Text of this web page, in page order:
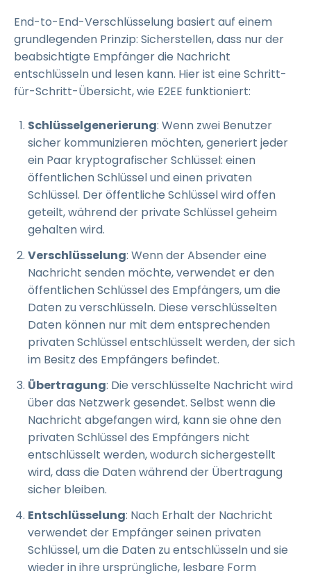
End-to-End-Verschlüsselung basiert auf einem
grundlegenden Prinzip: Sicherstellen, dass nur der
beabsichtigte Empfänger die Nachricht
entschlüsseln und lesen kann. Hier ist eine Schritt-
für-Schritt-Übersicht, wie E2EE funktioniert:
Schlüsselgenerierung: Wenn zwei Benutzer
sicher kommunizieren möchten, generiert jeder
ein Paar kryptografischer Schlüssel: einen
öffentlichen Schlüssel und einen privaten
Schlüssel. Der öffentliche Schlüssel wird offen
geteilt, während der private Schlüssel geheim
gehalten wird.
Verschlüsselung: Wenn der Absender eine
Nachricht senden möchte, verwendet er den
öffentlichen Schlüssel des Empfängers, um die
Daten zu verschlüsseln. Diese verschlüsselten
Daten können nur mit dem entsprechenden
privaten Schlüssel entschlüsselt werden, der sich
im Besitz des Empfängers befindet.
Übertragung: Die verschlüsselte Nachricht wird
über das Netzwerk gesendet. Selbst wenn die
Nachricht abgefangen wird, kann sie ohne den
privaten Schlüssel des Empfängers nicht
entschlüsselt werden, wodurch sichergestellt
wird, dass die Daten während der Übertragung
sicher bleiben.
Entschlüsselung: Nach Erhalt der Nachricht
verwendet der Empfänger seinen privaten
Schlüssel, um die Daten zu entschlüsseln und sie
wieder in ihre ursprüngliche, lesbare Form